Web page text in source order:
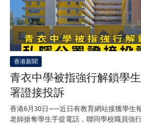
香港新聞
青衣中學被指強行解鎖學
署證接投訴
香港6月30日——近日有教育網站接獲學生
老師搶奪學生手提電話，聯同學校職員強